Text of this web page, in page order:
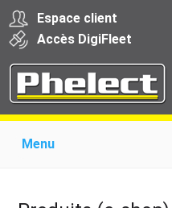
Espace client
Accès DigiFleet
Menu
Produits pour transporteurs